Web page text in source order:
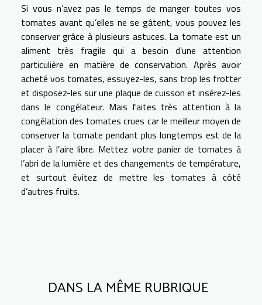
Si vous n’avez pas le temps de manger toutes vos
tomates avant qu’elles ne se gâtent, vous pouvez les
conserver grâce à plusieurs astuces. La tomate est un
aliment très fragile qui a besoin d’une attention
particulière en matière de conservation. Après avoir
acheté vos tomates, essuyez-les, sans trop les frotter
et disposez-les sur une plaque de cuisson et insérez-les
dans le congélateur. Mais faites très attention à la
congélation des tomates crues car le meilleur moyen de
conserver la tomate pendant plus longtemps est de la
placer à l’aire libre. Mettez votre panier de tomates à
l’abri de la lumière et des changements de température,
et surtout évitez de mettre les tomates à côté
d’autres fruits.
DANS LA MÊME RUBRIQUE